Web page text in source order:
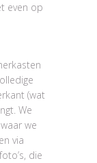
even op
(wat
We
we
via
die